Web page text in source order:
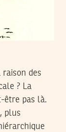
des
? La
être pas là.
plus